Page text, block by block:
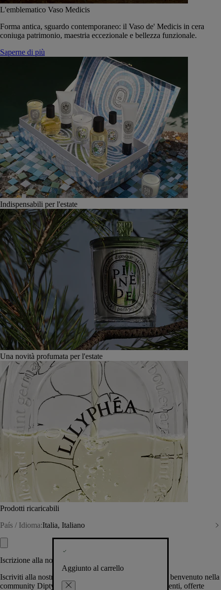
L'emblematico Vaso Medicis
Forma antica, sguardo contemporaneo: il Vaso de' Medicis in cera
coniuga patrimonio, maestria eccezionale e bellezza funzionale.
Saperne di più
Indispensabili per l'estate
Una novità profumata per l'estate
Prodotti ricaricabili
País / Idioma:Italia, Italiano
Aggiunto al carrello
Iscrizione alla nostra Newsletter
Iscriviti alla nostra newsletter per permetterci di darti il benvenuto nella
community Diptyque e tenerti al corrente su novità, eventi, offerte